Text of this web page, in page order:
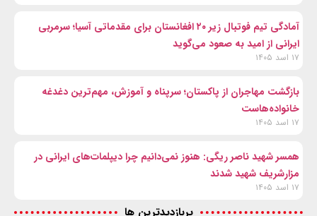
آمادگی تیم فوتبال زیر ۲۰ افغانستان برای مقدماتی آسیا؛ سرمربی
ایرانی از امید به صعود می‌گوید
۱۷ اسد ۱۴۰۵
بازگشت مهاجران از پاکستان؛ سرپناه و آموزش، مهم‌ترین دغدغه
خانواده‌هاست
۱۷ اسد ۱۴۰۵
همسر شهید ناصر ریگی: هنوز نمی‌دانیم چرا دیپلمات‌های ایرانی در
مزارشریف شهید شدند
۱۷ اسد ۱۴۰۵
پربازدیدترین ها